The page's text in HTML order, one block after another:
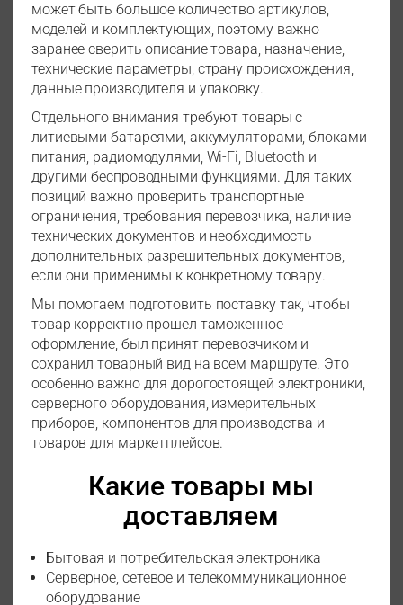
может быть большое количество артикулов,
моделей и комплектующих, поэтому важно
заранее сверить описание товара, назначение,
технические параметры, страну происхождения,
данные производителя и упаковку.
Отдельного внимания требуют товары с
литиевыми батареями, аккумуляторами, блоками
питания, радиомодулями, Wi-Fi, Bluetooth и
другими беспроводными функциями. Для таких
позиций важно проверить транспортные
ограничения, требования перевозчика, наличие
технических документов и необходимость
дополнительных разрешительных документов,
если они применимы к конкретному товару.
Мы помогаем подготовить поставку так, чтобы
товар корректно прошел таможенное
оформление, был принят перевозчиком и
сохранил товарный вид на всем маршруте. Это
особенно важно для дорогостоящей электроники,
серверного оборудования, измерительных
приборов, компонентов для производства и
товаров для маркетплейсов.
Какие товары мы
доставляем
Бытовая и потребительская электроника
Серверное, сетевое и телекоммуникационное
оборудование